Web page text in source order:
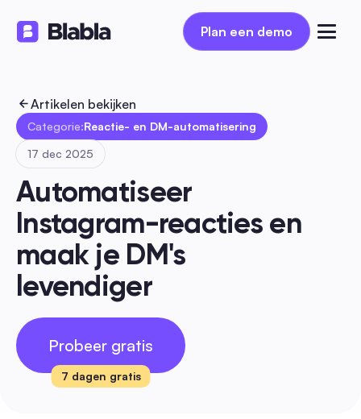
Plan een demo
Plan een demo
Artikelen bekijken
Categorie:Reactie- en DM-automatisering
17 dec 2025
Automatiseer
Instagram-reacties en
maak je DM's
levendiger
Probeer gratis
7 dagen gratis